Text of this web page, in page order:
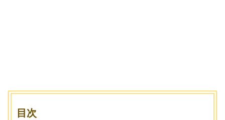
目次